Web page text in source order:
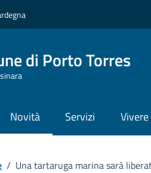
di Porto Torres
Novità Servizi
/ Una tartaruga marina sarà